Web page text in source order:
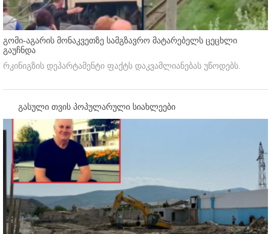
გომი-აგარის მონაკვეთზე სამგზავრო მატარებელს ცეცხლი
გაუჩნდა
რკინიგზის დეპარტამენტი ფაქტს დაკვამლიანებას უწოდებს.
გასული თვის პოპულარული სიახლეები